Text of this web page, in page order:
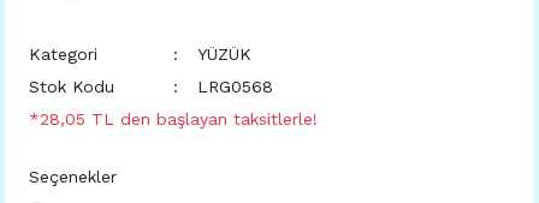
Kategori
YÜZÜK
Stok Kodu
LRG0568
*28,05 TL den başlayan taksitlerle!
Seçenekler